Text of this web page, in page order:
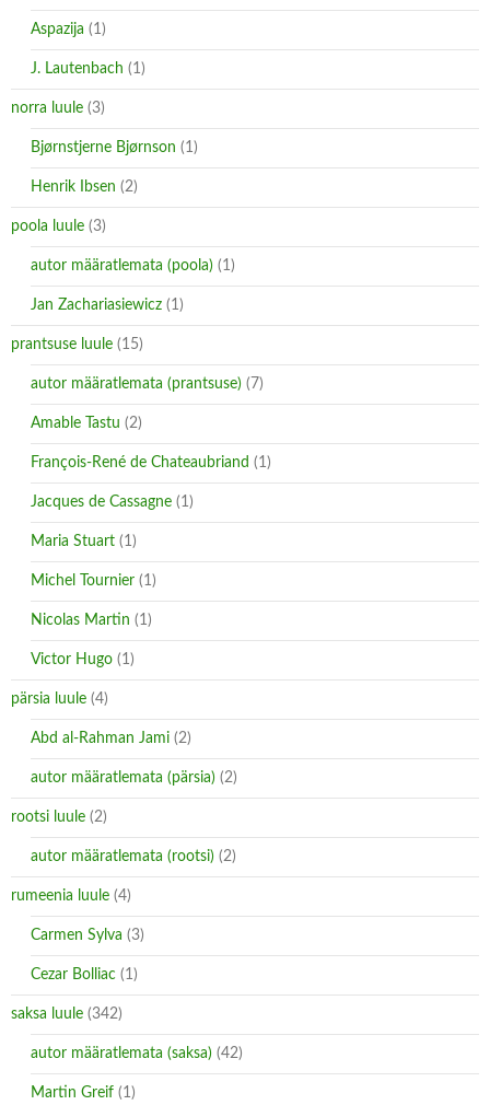
Aspazija (1)
J. Lautenbach (1)
norra luule (3)
Bjørnstjerne Bjørnson (1)
Henrik Ibsen (2)
poola luule (3)
autor määratlemata (poola) (1)
Jan Zachariasiewicz (1)
prantsuse luule (15)
autor määratlemata (prantsuse) (7)
Amable Tastu (2)
François-René de Chateaubriand (1)
Jacques de Cassagne (1)
Maria Stuart (1)
Michel Tournier (1)
Nicolas Martin (1)
Victor Hugo (1)
pärsia luule (4)
Abd al-Rahman Jami (2)
autor määratlemata (pärsia) (2)
rootsi luule (2)
autor määratlemata (rootsi) (2)
rumeenia luule (4)
Carmen Sylva (3)
Cezar Bolliac (1)
saksa luule (342)
autor määratlemata (saksa) (42)
Martin Greif (1)